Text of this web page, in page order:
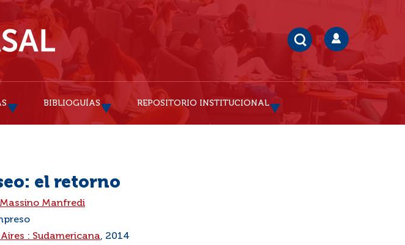
BIBLIOGUÍAS REPOSITORIO INSTITUCIONAL
el retorno
Manfredi
: Sudamericana, 2014